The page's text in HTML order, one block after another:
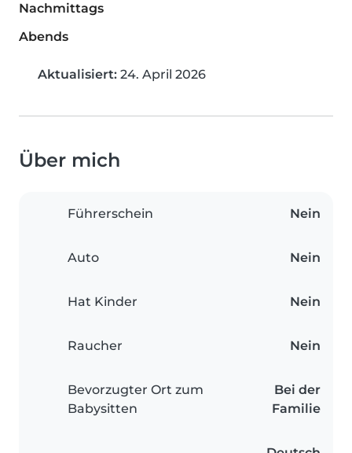
Nachmittags
Abends
Aktualisiert: 24. April 2026
Über mich
Führerschein Nein
Auto Nein
Hat Kinder Nein
Raucher Nein
Bevorzugter Ort zum
Babysitten
Bei der
Familie